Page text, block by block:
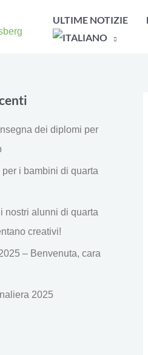
ULTIME NOTIZIE
dei diplomi per
i bambini di quarta
nostri alunni di quarta
creativi!
– Benvenuta, cara
2025